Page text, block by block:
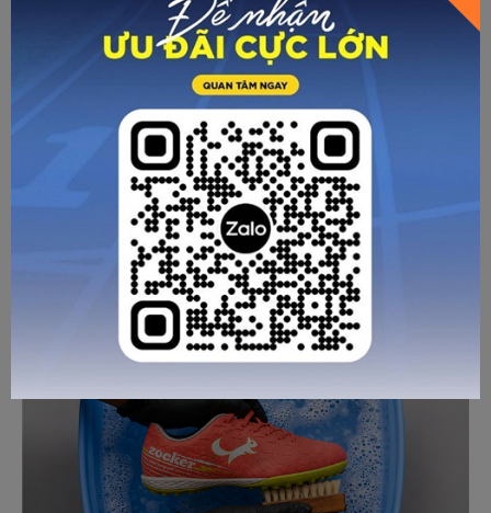
Công nghệ được sử dụng trên giày Adidas Nemeziz 2020,
những cầu thủ sử dụng Nemeziz thường là những người
chơi tấn công. Nếu như X chú trọng vào khả năng dứt điểm,
thì Nemeziz giúp tối ưu hóa kĩ năng của người chơi. Nó giúp
cầu thủ xoay xở linh hoạt trong các không gian hẹp, đặc
biệt lợi hại trong các tình huống bị kèm chặt.
Về trang trước
Gửi email In trang
CÁC BÀI VIẾT KHÁC